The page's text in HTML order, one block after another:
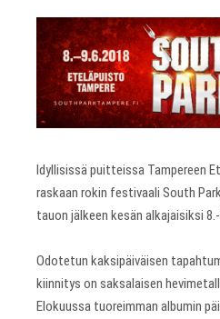
Idyllisissä puitteissa Tampereen
raskaan rokin festivaali South
tauon jälkeen kesän alkajaisiksi
Odotetun kaksipäiväisen
kiinnitys on saksalaisen
Elokuussa tuoreimman albumin